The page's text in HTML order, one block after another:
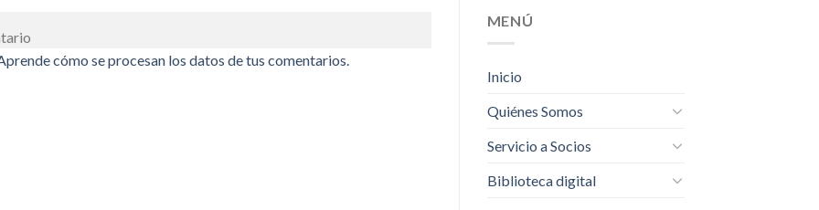
cómo se procesan los datos de tus comentarios.
MENÚ
Inicio
Quiénes Somos
Servicio a Socios
Biblioteca digital